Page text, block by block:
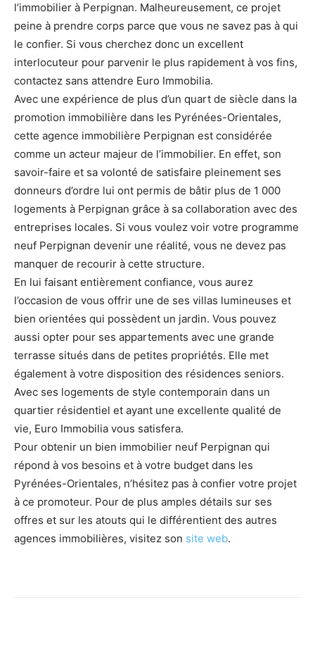
l’immobilier à Perpignan. Malheureusement, ce projet
peine à prendre corps parce que vous ne savez pas à qui
le confier. Si vous cherchez donc un excellent
interlocuteur pour parvenir le plus rapidement à vos fins,
contactez sans attendre Euro Immobilia.
Avec une expérience de plus d’un quart de siècle dans la
promotion immobilière dans les Pyrénées-Orientales,
cette agence immobilière Perpignan est considérée
comme un acteur majeur de l’immobilier. En effet, son
savoir-faire et sa volonté de satisfaire pleinement ses
donneurs d’ordre lui ont permis de bâtir plus de 1 000
logements à Perpignan grâce à sa collaboration avec des
entreprises locales. Si vous voulez voir votre programme
neuf Perpignan devenir une réalité, vous ne devez pas
manquer de recourir à cette structure.
En lui faisant entièrement confiance, vous aurez
l’occasion de vous offrir une de ses villas lumineuses et
bien orientées qui possèdent un jardin. Vous pouvez
aussi opter pour ses appartements avec une grande
terrasse situés dans de petites propriétés. Elle met
également à votre disposition des résidences seniors.
Avec ses logements de style contemporain dans un
quartier résidentiel et ayant une excellente qualité de
vie, Euro Immobilia vous satisfera.
Pour obtenir un bien immobilier neuf Perpignan qui
répond à vos besoins et à votre budget dans les
Pyrénées-Orientales, n’hésitez pas à confier votre projet
à ce promoteur. Pour de plus amples détails sur ses
offres et sur les atouts qui le différentient des autres
agences immobilières, visitez son site web.